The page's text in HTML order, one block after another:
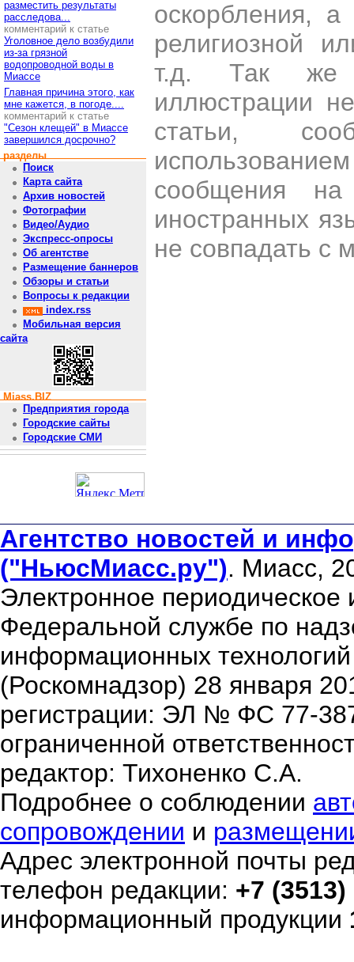
разместить результаты
расследова...
комментарий к статье
Уголовное дело возбудили
из-за грязной
водопроводной воды в
Миассе
Главная причина этого, как
мне кажется, в погоде....
комментарий к статье
"Сезон клещей" в Миассе
завершился досрочно?
разделы
Поиск
Карта сайта
Архив новостей
Фотографии
Видео/Аудио
Экспресс-опросы
Об агентстве
Размещение баннеров
Обзоры и статьи
Вопросы к редакции
index.rss
Мобильная версия
сайта
Miass.BIZ
Предприятия города
Городские сайты
Городские СМИ
оскорбления,
религиозной
т.д. Так же
иллюстрации
статьи,
сообщения
иностранных
не совпадать с
Агентство новостей и
("НьюсМиасс.ру"). Миасс,
Электронное периодическое
Федеральной службе по
информационных
(Роскомнадзор) 28 января
регистрации: ЭЛ № ФС 77-
ограниченной
редактор: Тихоненко С.А.
Подробнее о соблюдении
сопровождении и
Адрес электронной почты
телефон редакции: +7
информационный продукции